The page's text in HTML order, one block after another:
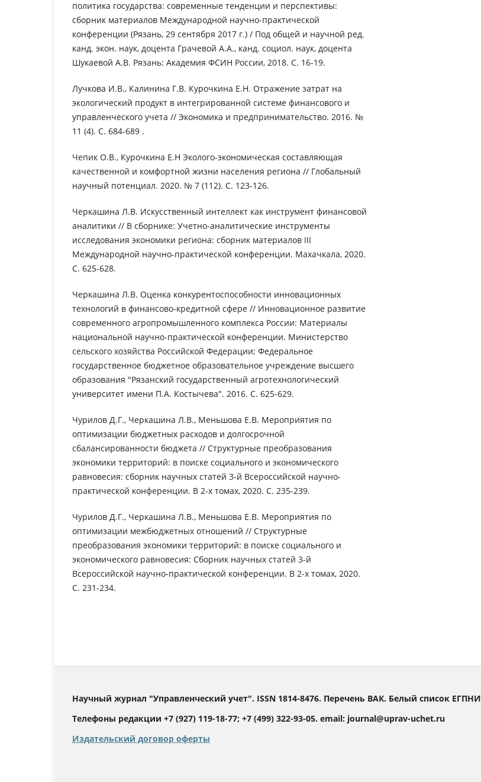
политика государства: современные тенденции и перспективы:
сборник материалов Международной научно-практической
конференции (Рязань, 29 сентября 2017 г.) / Под общей и научной ред.
канд. экон. наук, доцента Грачевой А.А., канд. социол. наук, доцента
Шукаевой А.В. Рязань: Академия ФСИН России, 2018. С. 16-19.
Лучкова И.В., Калинина Г.В. Курочкина Е.Н. Отражение затрат на
экологический продукт в интегрированной системе финансового и
управленческого учета // Экономика и предпринимательство. 2016. №
11 (4). С. 684-689 .
Чепик О.В., Курочкина Е.Н Эколого-экономическая составляющая
качественной и комфортной жизни населения региона // Глобальный
научный потенциал. 2020. № 7 (112). С. 123-126.
Черкашина Л.В. Искусственный интеллект как инструмент финансовой
аналитики // В сборнике: Учетно-аналитические инструменты
исследования экономики региона: сборник материалов III
Международной научно-практической конференции. Махачкала, 2020.
С. 625-628.
Черкашина Л.В. Оценка конкурентоспособности инновационных
технологий в финансово-кредитной сфере // Инновационное развитие
современного агропромышленного комплекса России: Материалы
национальной научно-практической конференции. Министерство
сельского хозяйства Российской Федерации; Федеральное
государственное бюджетное образовательное учреждение высшего
образования "Рязанский государственный агротехнологический
университет имени П.А. Костычева". 2016. С. 625-629.
Чурилов Д.Г., Черкашина Л.В., Меньшова Е.В. Мероприятия по
оптимизации бюджетных расходов и долгосрочной
сбалансированности бюджета // Структурные преобразования
экономики территорий: в поиске социального и экономического
равновесия: сборник научных статей 3-й Всероссийской научно-
практической конференции. В 2-х томах, 2020. С. 235-239.
Чурилов Д.Г., Черкашина Л.В., Меньшова Е.В. Мероприятия по
оптимизации межбюджетных отношений // Структурные
преобразования экономики территорий: в поиске социального и
экономического равновесия: Сборник научных статей 3-й
Всероссийской научно-практической конференции. В 2-х томах, 2020.
С. 231-234.
Научный журнал "Управленческий учет". ISSN 1814-8476. Перечень ВАК. Белый список ЕГПНИ
Телефоны редакции +7 (927) 119-18-77; +7 (499) 322-93-05. email: journal@uprav-uchet.ru
Издательский договор оферты